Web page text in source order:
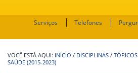
Serviços Telefones
INÍCIO / DISCIPLINAS /
SAÚDE (2015-2023)